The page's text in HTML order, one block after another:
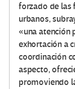
forzado de las
urbanos,
«una atención
exhortación a
coordinación
aspecto,
promoviendo